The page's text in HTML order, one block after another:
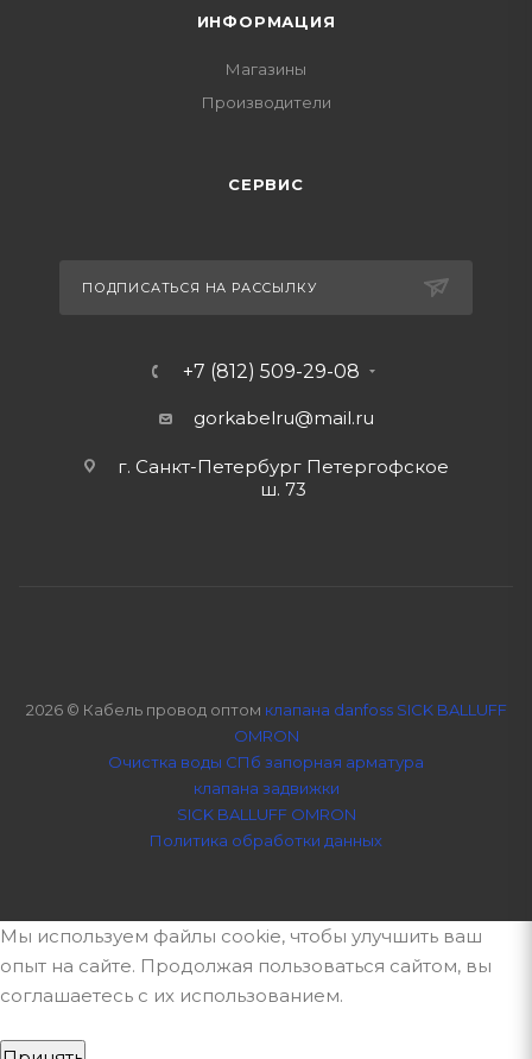
ИНФОРМАЦИЯ
Магазины
Производители
СЕРВИС
ПОДПИСАТЬСЯ НА РАССЫЛКУ
+7 (812) 509-29-08
gorkabelru@mail.ru
г. Санкт-Петербург Петергофское
ш. 73
2026 © Кабель провод оптом клапана danfoss SICK BALLUFF
OMRON
Очистка воды СПб запорная арматура
клапана задвижки
SICK BALLUFF OMRON
Политика обработки данных
Мы используем файлы cookie, чтобы улучшить ваш
опыт на сайте. Продолжая пользоваться сайтом, вы
соглашаетесь с их использованием.